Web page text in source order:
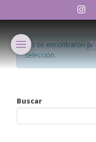
No se encontraron
selección.
Buscar